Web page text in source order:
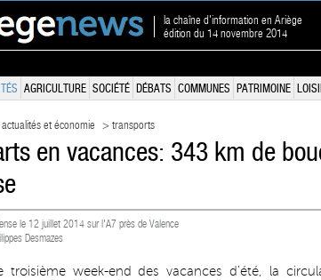
la chaîne d'information en Ariège
édition du 14 novembre 2014
AGRICULTURE SOCIÉTÉ DÉBATS COMMUNES PATRIMOINE
actualités et économie > transports
en vacances: 343 km de
le 12 juillet 2014 sur l'A7 près de Valence
Desmazes
troisième week-end des vacances d'été, la